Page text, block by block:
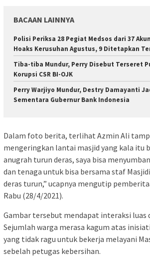
BACAAN LAINNYA
Polisi Periksa 28 Pegiat Medsos dari 37
Hoaks Kerusuhan Agustus, 9 Ditetapkan
Tiba-tiba Mundur, Perry Disebut Terseret
Korupsi CSR BI-OJK
Perry Warjiyo Mundur, Destry Damayanti
Sementara Gubernur Bank Indonesia
Dalam foto berita, terlihat Azmin Ali
mengeringkan lantai masjid yang kala itu
anugrah turun deras, saya bisa
dan tenaga untuk bisa bersama staf
deras turun,” ucapnya mengutip
Rabu (28/4/2021).
Gambar tersebut mendapat interaksi luas
Sejumlah warga merasa kagum atas
yang tidak ragu untuk bekerja melayani
sebelah petugas kebersihan.